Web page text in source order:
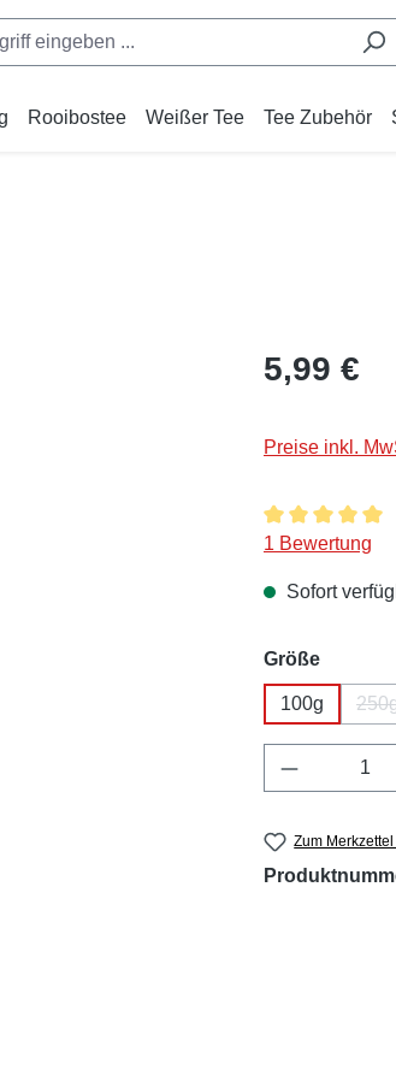
Rooibostee Weißer Tee Tee Zubehör
Regulärer Preis:
5,99 €
Preise inkl.
1 Bewertung
Sofort
Größe
100g
Produkt
Zum